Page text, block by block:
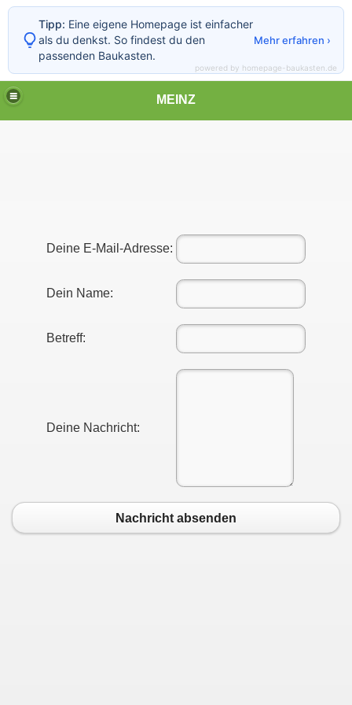
MEINZ
Deine E-Mail-Adresse:
Dein Name:
Betreff:
Deine Nachricht:
Nachricht absenden
Tipp: Eine eigene Homepage ist einfacher
als du denkst. So findest du den
passenden Baukasten.
Mehr erfahren ›
powered by homepage-baukasten.de